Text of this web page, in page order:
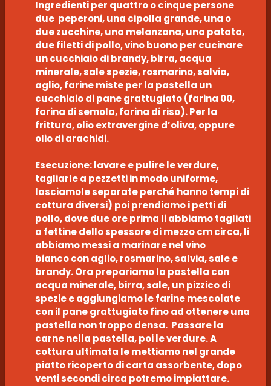
Ingredienti per quattro o cinque persone
due peperoni, una cipolla grande, una o
due zucchine, una melanzana, una patata,
due filetti di pollo, vino buono per cucinare
un cucchiaio di brandy, birra, acqua
minerale, sale spezie, rosmarino, salvia,
aglio, farine miste per la pastella un
cucchiaio di pane grattugiato (farina 00,
farina di semola, farina di riso). Per la
frittura, olio extravergine d’oliva, oppure
olio di arachidi.
Esecuzione: lavare e pulire le verdure,
tagliarle a pezzetti in modo uniforme,
lasciamole separate perché hanno tempi di
cottura diversi) poi prendiamo i petti di
pollo, dove due ore prima li abbiamo tagliati
a fettine dello spessore di mezzo cm circa, li
abbiamo messi a marinare nel vino
bianco con aglio, rosmarino, salvia, sale e
brandy. Ora prepariamo la pastella con
acqua minerale, birra, sale, un pizzico di
spezie e aggiungiamo le farine mescolate
con il pane grattugiato fino ad ottenere una
pastella non troppo densa. Passare la
carne nella pastella, poi le verdure. A
cottura ultimata le mettiamo nel grande
piatto ricoperto di carta assorbente, dopo
venti secondi circa potremo impiattare.